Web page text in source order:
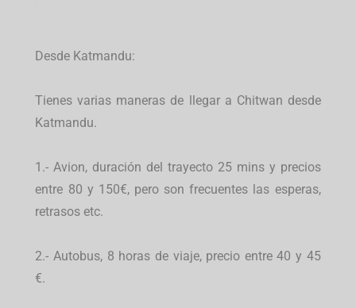
Desde Katmandu:
Tienes varias maneras de llegar a Chitwan desde
Katmandu.
1.- Avion, duración del trayecto 25 mins y precios
entre 80 y 150€, pero son frecuentes las esperas,
retrasos etc.
2.- Autobus, 8 horas de viaje, precio entre 40 y 45
€.